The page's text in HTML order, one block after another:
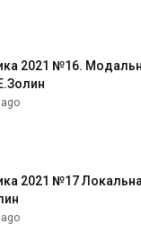
2021 №16.
2021 №17